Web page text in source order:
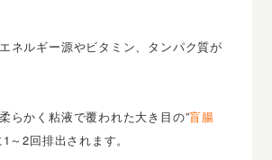
ネルギー源やビタミン、タンパク質が
らかく粘液で覆われた大き目の”盲腸
～2回排出されます。